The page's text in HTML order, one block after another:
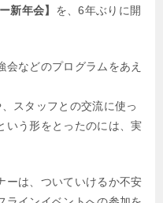
新年会】 を、6年ぶりに開
などのプログラムをあえ
スタッフとの交流に使っ
いう形をとったのには、実
ーは、ついていけるか不安